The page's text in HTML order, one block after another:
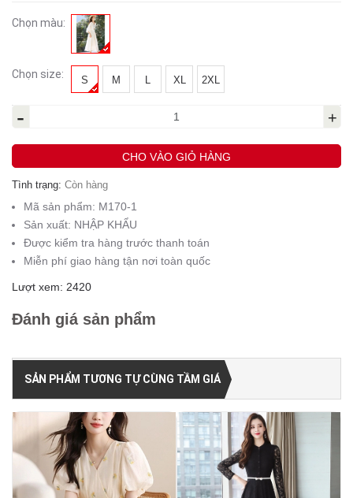
Chọn màu:
Chọn size: S M L XL 2XL
- +
CHO VÀO GIỎ HÀNG
Tình trạng: Còn hàng
Mã sản phẩm: M170-1
Sản xuất: NHẬP KHẨU
Được kiểm tra hàng trước thanh toán
Miễn phí giao hàng tận nơi toàn quốc
Lượt xem: 2420
Đánh giá sản phẩm
SẢN PHẨM TƯƠNG TỰ CÙNG TẦM GIÁ